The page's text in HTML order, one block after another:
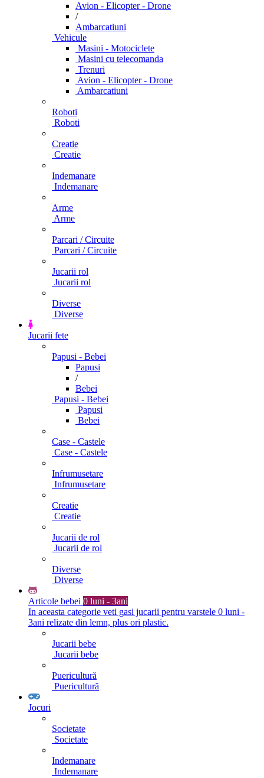
Avion - Elicopter - Drone
/
Ambarcatiuni
Vehicule
Masini - Motociclete
Masini cu telecomanda
Trenuri
Avion - Elicopter - Drone
Ambarcatiuni
Roboti
Roboti
Creatie
Creatie
Indemanare
Indemanare
Arme
Arme
Parcari / Circuite
Parcari / Circuite
Jucarii rol
Jucarii rol
Diverse
Diverse
Jucarii fete
Papusi - Bebei
Papusi
/
Bebei
Papusi - Bebei
Papusi
Bebei
Case - Castele
Case - Castele
Infrumusetare
Infrumusetare
Creatie
Creatie
Jucarii de rol
Jucarii de rol
Diverse
Diverse
Articole bebei 0 luni - 3ani
In aceasta categorie veti gasi jucarii pentru varstele 0 luni -
3ani relizate din lemn, plus ori plastic.
Jucarii bebe
Jucarii bebe
Puericultură
Puericultură
Jocuri
Societate
Societate
Indemanare
Indemanare